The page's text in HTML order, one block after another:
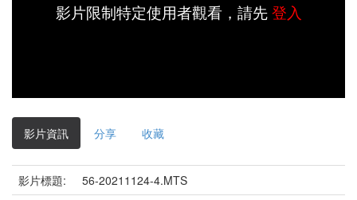
影片限制特定使用者觀看，請先登入
影片資訊 分享 收藏
影片標題:
56-20211124-4.MTS